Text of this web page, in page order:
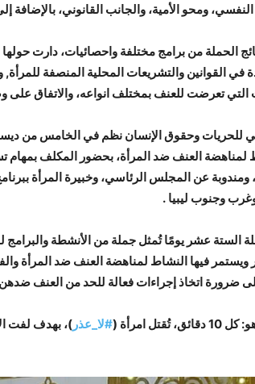
ومحو الأمية، والجانب القانوني، بالإضافة
الحملة من برامج مختلفة واحصائيات، دارت
القوانين والتشريعات المحلية المنصفة
التي تعرضت للعنف بمختلف انواعه، والاتفاق على
لمناهضة العنف ضد المرأة، بحضور المكلف
ومندوبة عن المجلس الرئاسي، وخبيرة المرأة
وجنوب ليبيا .
الستة عشر يومًا تُمثل جملة من الأنشطة والبرامج
ضرورة اتخاذ إجراءات فعالة للحد من العنف
#لا_عذر )، بهدف لفت